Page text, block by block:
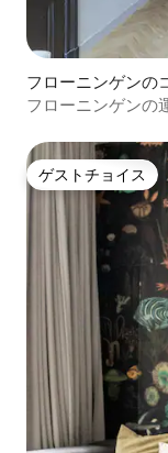
フローニンゲンの
フローニンゲンの
ゲストチョイス
ゲストチョイス